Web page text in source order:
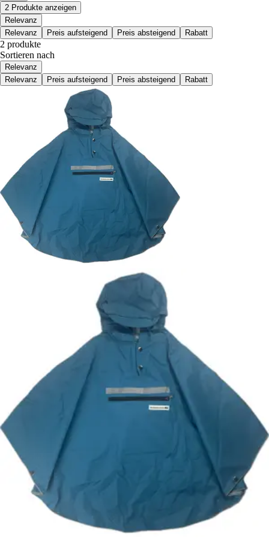
2 Produkte anzeigen
Relevanz
Relevanz
Preis aufsteigend Preis absteigend Rabatt
2 produkte
Sortieren nach
Relevanz
Relevanz
Preis aufsteigend Preis absteigend Rabatt